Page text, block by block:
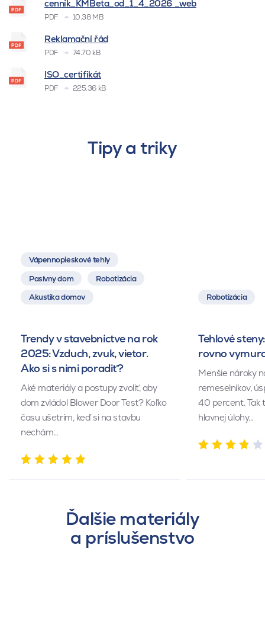
cenník_KMBeta_od_1_4_2026 _web
PDF 10.38 MB
Reklamační řád
PDF 74.70 kB
ISO_certifikát
PDF 225.36 kB
Tipy a triky
Vápennopieskové tehly
Pasívny dom
Robotizácia
Akustika domov
Trendy v stavebníctve na rok
2025: Vzduch, zvuk, vietor.
Ako si s nimi poradiť?
Aké materiály a postupy zvoliť, aby
dom zvládol Blower Door Test? Koľko
času ušetrím, keď si na stavbu
nechám…
Robotizácia
Tehlové
rovno
Menšie nároky
remeselníkov,
40 percent. Tak
hlavnej úlohy…
Ďalšie materiály
a príslušenstvo